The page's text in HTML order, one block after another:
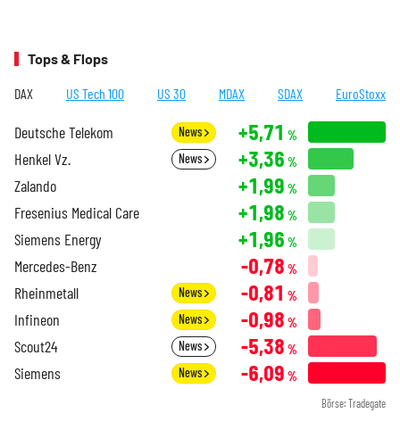
Tops & Flops
DAX US Tech 100 US 30 MDAX SDAX EuroStoxx
Deutsche Telekom News +5,71 %
Henkel Vz. News +3,36 %
Zalando +1,99 %
Fresenius Medical Care +1,98 %
Siemens Energy +1,96 %
Mercedes-Benz -0,78 %
Rheinmetall News -0,81 %
Infineon News -0,98 %
Scout24 News -5,38 %
Siemens News -6,09 %
Börse: Tradegate